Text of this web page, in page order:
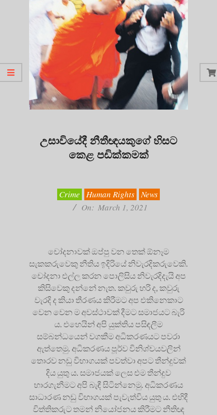
උසාවියේදී නීතීඥයකුගේ හිසට
කෙළ පඩික්කමක්
Crime Human Rights News
On: March 1, 2021
චෝදනාවක් ඔප්පු වන තෙක් ඕනෑම
සැකකරුවෙකු නීතිය ඉදිරියේ නිවැරදිකරුවෙකි.
චෝදනා එල්ල කරන පොලිසිය නිවැරදිදැයි අප
කිසිවෙකු දන්නේ නැත. කවුරු හරි ද, කවුරු
වැරදි ද කියා තීරණය කිරීමට අප එකිනෙකාට
වෙන වෙන ම අවස්ථාවක් දීමට සමාජයට බැරි
ය. එහෙයින් අපි යුක්තිය පසිඳලීම
සම්බන්ධයෙන් වගකීම අධිකරණයට පවරා
ඇත්තෙමු. අධිකරණය පූර්ව විනිශ්චයවලින්
තොරව නඩු විභාගයක් පවත්වා අපට තීන්දුවක්
දිය යුතු ය. සමාජයක් ලෙස එම තීන්දුව
භාරගැනීමට අපි බැඳී සිටින්නෙමු. අධිකරණය
සාධාරණ නඩු විභාගයක් පැවැත්විය යුතු ය. එහිදී
විත්තිකරුට තමන් නියෝජනය කිරීමට නීතිඥ